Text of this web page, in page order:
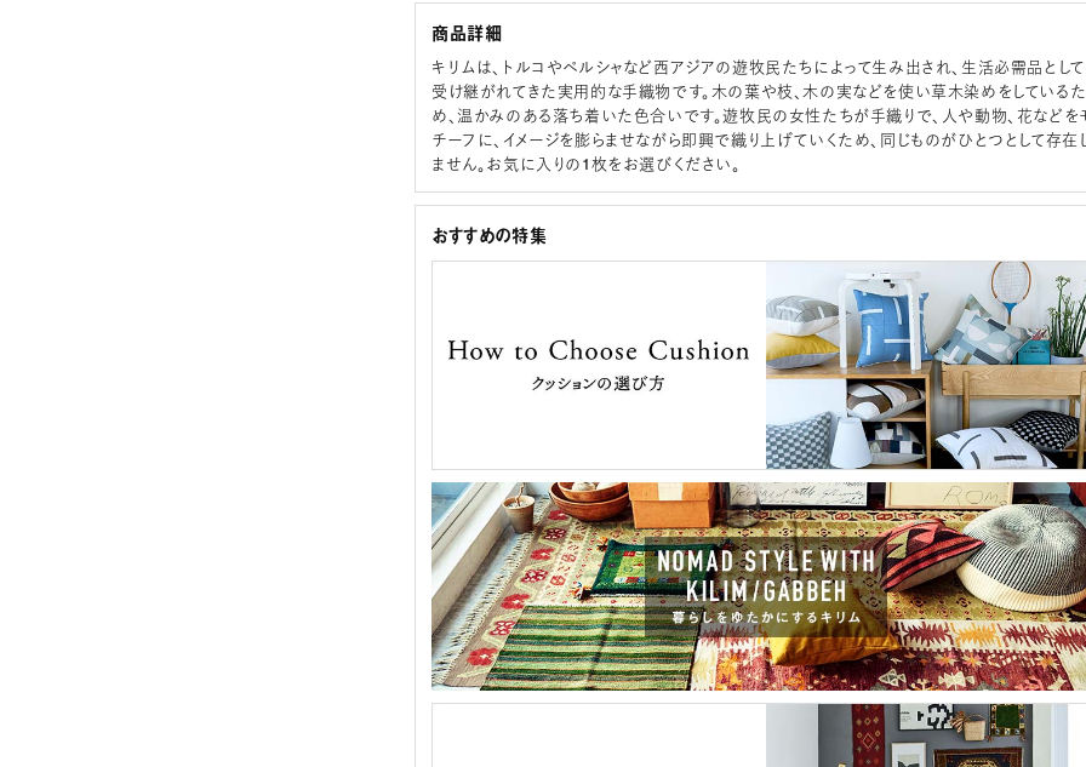
商品詳細
キリムは、トルコやペルシャなど西アジアの遊牧民たちによって生み出され、生活必需品として
受け継がれてきた実用的な手織物です。木の葉や枝、木の実などを使い草木染めをしているた
め、温かみのある落ち着いた色合いです。遊牧民の女性たちが手織りで、人や動物、花などを
チーフに、イメージを膨らませながら即興で織り上げていくため、同じものがひとつとして存在
ません。お気に入りの1枚をお選びください。
おすすめの特集